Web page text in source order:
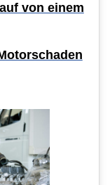
von einem